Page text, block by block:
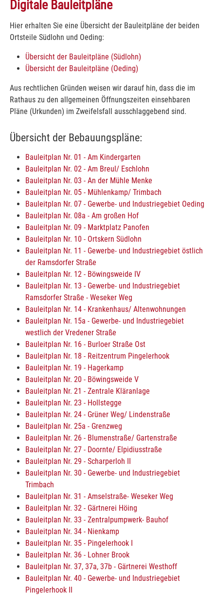
Digitale Bauleitpläne
Hier erhalten Sie eine Übersicht der Bauleitpläne der beiden
Ortsteile Südlohn und Oeding:
Übersicht der Bauleitpläne (Südlohn)
Übersicht der Bauleitpläne (Oeding)
Aus rechtlichen Gründen weisen wir darauf hin, dass die im
Rathaus zu den allgemeinen Öffnungszeiten einsehbaren
Pläne (Urkunden) im Zweifelsfall ausschlaggebend sind.
Übersicht der Bebauungspläne:
Bauleitplan Nr. 01 - Am Kindergarten
Bauleitplan Nr. 02 - Am Breul/ Eschlohn
Bauleitplan Nr. 03 - An der Mühle Menke
Bauleitplan Nr. 05 - Mühlenkamp/ Trimbach
Bauleitplan Nr. 07 - Gewerbe- und Industriegebiet Oeding
Bauleitplan Nr. 08a - Am großen Hof
Bauleitplan Nr. 09 - Marktplatz Panofen
Bauleitplan Nr. 10 - Ortskern Südlohn
Bauleitplan Nr. 11 - Gewerbe- und Industriegebiet östlich
der Ramsdorfer Straße
Bauleitplan Nr. 12 - Böwingsweide IV
Bauleitplan Nr. 13 - Gewerbe- und Industriegebiet
Ramsdorfer Straße - Weseker Weg
Bauleitplan Nr. 14 - Krankenhaus/ Altenwohnungen
Bauleitplan Nr. 15a - Gewerbe- und Industriegebiet
westlich der Vredener Straße
Bauleitplan Nr. 16 - Burloer Straße Ost
Bauleitplan Nr. 18 - Reitzentrum Pingelerhook
Bauleitplan Nr. 19 - Hagerkamp
Bauleitplan Nr. 20 - Böwingsweide V
Bauleitplan Nr. 21 - Zentrale Kläranlage
Bauleitplan Nr. 23 - Hollstegge
Bauleitplan Nr. 24 - Grüner Weg/ Lindenstraße
Bauleitplan Nr. 25a - Grenzweg
Bauleitplan Nr. 26 - Blumenstraße/ Gartenstraße
Bauleitplan Nr. 27 - Doornte/ Elpidiusstraße
Bauleitplan Nr. 29 - Scharperloh II
Bauleitplan Nr. 30 - Gewerbe- und Industriegebiet
Trimbach
Bauleitplan Nr. 31 - Amselstraße- Weseker Weg
Bauleitplan Nr. 32 - Gärtnerei Höing
Bauleitplan Nr. 33 - Zentralpumpwerk- Bauhof
Bauleitplan Nr. 34 - Nienkamp
Bauleitplan Nr. 35 - Pingelerhook I
Bauleitplan Nr. 36 - Lohner Brook
Bauleitplan Nr. 37, 37a, 37b - Gärtnerei Westhoff
Bauleitplan Nr. 40 - Gewerbe- und Industriegebiet
Pingelerhook II